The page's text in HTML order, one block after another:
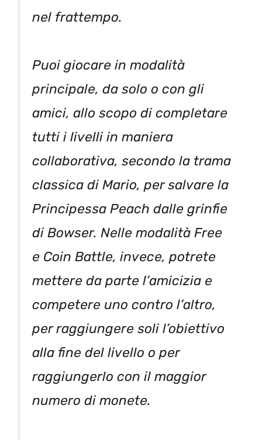
nel frattempo.
Puoi giocare in modalità
principale, da solo o con gli
amici, allo scopo di completare
tutti i livelli in maniera
collaborativa, secondo la trama
classica di Mario, per salvare la
Principessa Peach dalle grinfie
di Bowser. Nelle modalità Free
e Coin Battle, invece, potrete
mettere da parte l’amicizia e
competere uno contro l’altro,
per raggiungere soli l’obiettivo
alla fine del livello o per
raggiungerlo con il maggior
numero di monete.